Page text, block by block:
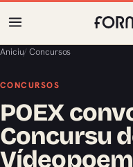
Aniciu/Concursos
CONCURSOS
POEX
Concursu